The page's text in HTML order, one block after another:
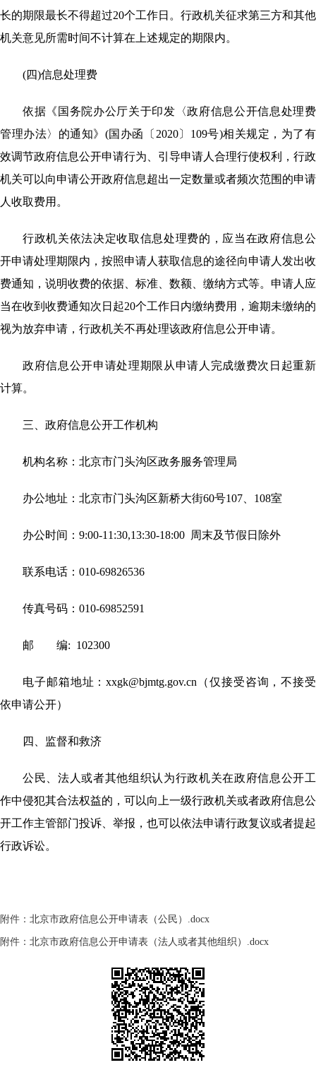
长的期限最长不得超过20个工作日。行政机关征求第三方和其他
机关意见所需时间不计算在上述规定的期限内。
(四)信息处理费
依据《国务院办公厅关于印发〈政府信息公开信息处理费
管理办法〉的通知》 (国办函〔2020〕109号)相关规定，为了有
效调节政府信息公开申请行为、引导申请人合理行使权利，行政
机关可以向申请公开政府信息超出一定数量或者频次范围的申请
人收取费用。
行政机关依法决定收取信息处理费的，应当在政府信息公
开申请处理期限内，按照申请人获取信息的途径向申请人发出收
费通知，说明收费的依据、标准、数额、缴纳方式等。申请人应
当在收到收费通知次日起20个工作日内缴纳费用，逾期未缴纳的
视为放弃申请，行政机关不再处理该政府信息公开申请。
政府信息公开申请处理期限从申请人完成缴费次日起重新
计算。
三、政府信息公开工作机构
机构名称：北京市门头沟区政务服务管理局
办公地址：北京市门头沟区新桥大街60号107、108室
办公时间：9:00-11:30,13:30-18:00 周末及节假日除外
联系电话：010-69826536
传真号码：010-69852591
邮 编: 102300
电子邮箱地址：xxgk@bjmtg.gov.cn（仅接受咨询，不接受
依申请公开）
四、监督和救济
公民、法人或者其他组织认为行政机关在政府信息公开工
作中侵犯其合法权益的，可以向上一级行政机关或者政府信息公
开工作主管部门投诉、举报，也可以依法申请行政复议或者提起
行政诉讼。
附件： 北京市政府信息公开申请表（公民）.docx
附件： 北京市政府信息公开申请表（法人或者其他组织）.docx